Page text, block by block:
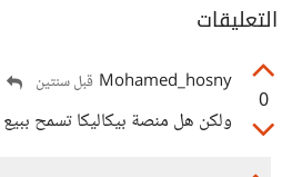
التعليقات
0
Mohamed_hosny قبل سنتين
ولكن هل منصة بيكاليكا تسمح